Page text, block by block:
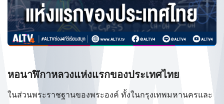
หอนาฬิกาหลวงแห่งแรกของประเทศไทย
ในส่วนพระราชฐานของพระองค์ ทั้งในกรุงเทพมหานครและ